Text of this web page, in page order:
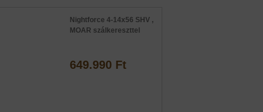
Nightforce 4-14x56 SHV ,
MOAR szálkereszttel
649.990 Ft